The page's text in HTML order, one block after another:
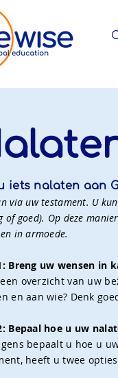
iets nalaten aan
via uw testament. U
of goed). Op deze
in armoede.
Breng uw wensen in
overzicht van uw
en aan wie? Denk
Bepaal hoe u uw
bepaalt u hoe u
heeft u twee